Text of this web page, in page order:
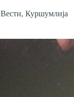
Вести, Куршумлија